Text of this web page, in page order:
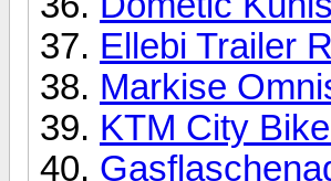
Ellebi Trailer
Markise
KTM City